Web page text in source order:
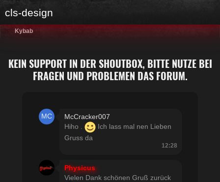
cls-design
Kybab
KEIN SUPPORT IN DER SHOUTBOX, BITTE NUTZE BEI
FRAGEN UND PROBLEMEN DAS FORUM.
McCracker007
Hiho .
Ich lass mal nen Lieben
Gruss da
12:28
Physicus
Vielen Dank schönen Gruß zurück